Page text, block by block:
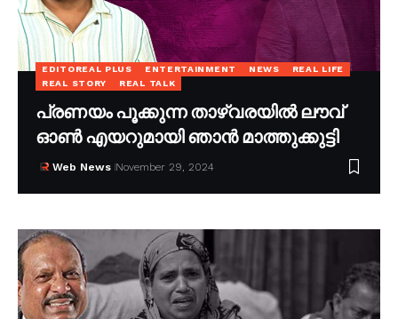
EDITOREAL PLUS ENTERTAINMENT NEWS
REAL LIFE
REAL STORY
REAL TALK
പ്രണയം പൂക്കുന്ന താഴ്വരയിൽ ലൗവ്
ഓൺ എയറുമായി ഞാൻ മാത്തുക്കുട്ടി
Web News November 29, 2024